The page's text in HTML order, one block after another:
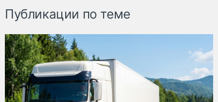
Публикации по теме